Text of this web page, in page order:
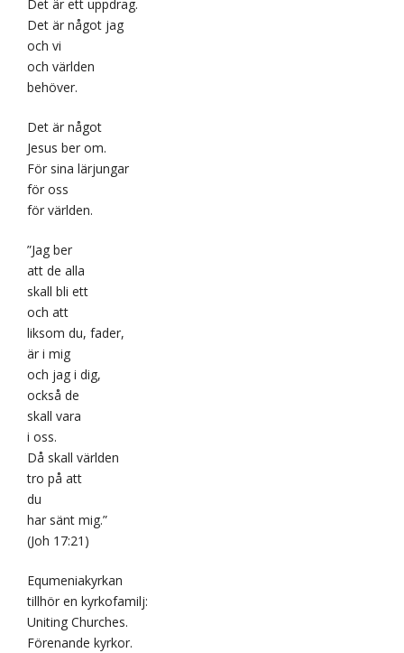
Det är ett uppdrag.
Det är något jag
och vi
och världen
behöver.
Det är något
Jesus ber om.
För sina lärjungar
för oss
för världen.
”Jag ber
att de alla
skall bli ett
och att
liksom du, fader,
är i mig
och jag i dig,
också de
skall vara
i oss.
Då skall världen
tro på att
du
har sänt mig.”
(Joh 17:21)
Equmeniakyrkan
tillhör en kyrkofamilj:
Uniting Churches.
Förenande kyrkor.